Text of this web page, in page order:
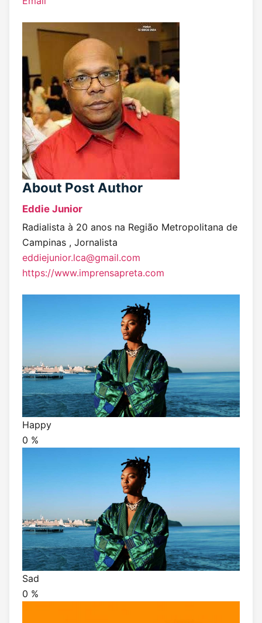
About Post Author
Eddie Junior
Radialista à 20 anos na Região Metropolitana de
Campinas , Jornalista
eddiejunior.lca@gmail.com
https://www.imprensapreta.com
Happy
0 %
Sad
0 %